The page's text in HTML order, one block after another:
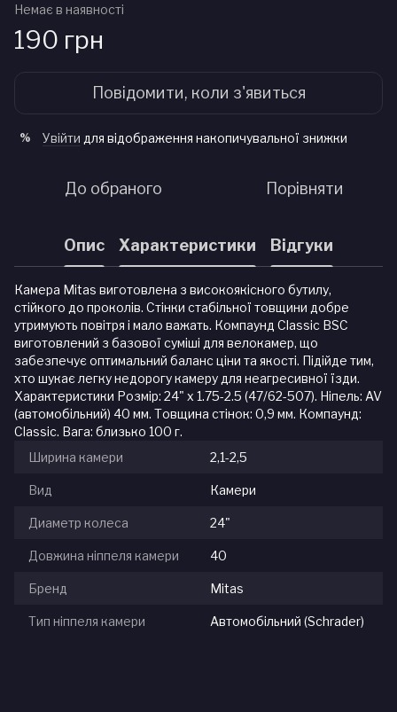
Немає в наявності
190 грн
Повідомити, коли з'явиться
% Увійти для відображення накопичувальної знижки
До обраного Порівняти
Опис Характеристики Відгуки
Камера Mitas виготовлена з високоякісного бутилу,
стійкого до проколів. Стінки стабільної товщини добре
утримують повітря і мало важать. Компаунд Classic BSC
виготовлений з базової суміші для велокамер, що
забезпечує оптимальний баланс ціни та якості. Підійде тим,
хто шукає легку недорогу камеру для неагресивної їзди.
Характеристики Розмір: 24" x 1.75-2.5 (47/62-507). Ніпель: AV
(автомобільний) 40 мм. Товщина стінок: 0,9 мм. Компаунд:
Classic. Вага: близько 100 г.
Ширина камери
2,1-2,5
Вид Камери
Диаметр колеса 24"
Довжина ніппеля камери 40
Бренд Mitas
Тип ніппеля камери Автомобільний (Schrader)